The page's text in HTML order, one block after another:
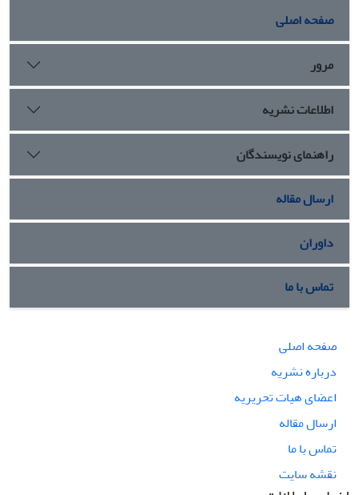
صفحه اصلی
مرور
اطلاعات نشریه
راهنمای نویسندگان
ارسال مقاله
داوران
تماس با ما
صفحه اصلی
درباره نشریه
اعضای هیات تحریریه
ارسال مقاله
تماس با ما
نقشه سایت